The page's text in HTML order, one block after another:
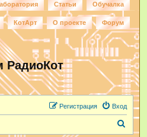
Статьи Обучалка
КотАрт О проекте Форум
РадиоКот
Вход
Регистрация